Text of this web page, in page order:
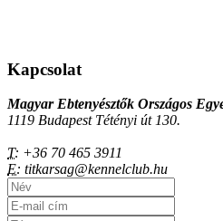
Kapcsolat
Magyar Ebtenyésztők Országos
1119 Budapest Tétényi út 130.
T: +36 70 465 3911
E: titkarsag@kennelclub.hu